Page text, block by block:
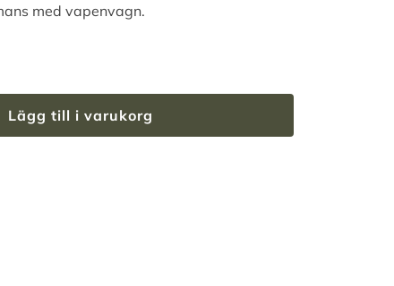
med vapenvagn.
Lägg till i varukorg